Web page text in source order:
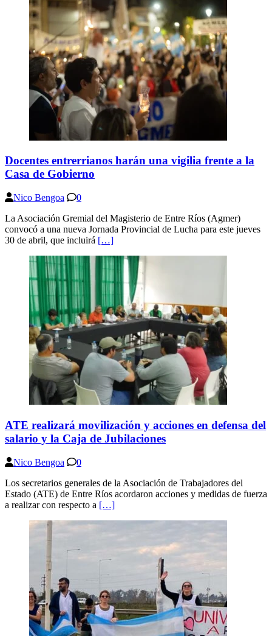
Docentes entrerrianos harán una vigilia frente a la
Casa de Gobierno
Nico Bengoa
0
La Asociación Gremial del Magisterio de Entre Ríos (Agmer)
convocó a una nueva Jornada Provincial de Lucha para este jueves
30 de abril, que incluirá […]
ATE realizará movilización y acciones en defensa del
salario y la Caja de Jubilaciones
Nico Bengoa
0
Los secretarios generales de la Asociación de Trabajadores del
Estado (ATE) de Entre Ríos acordaron acciones y medidas de fuerza
a realizar con respecto a […]